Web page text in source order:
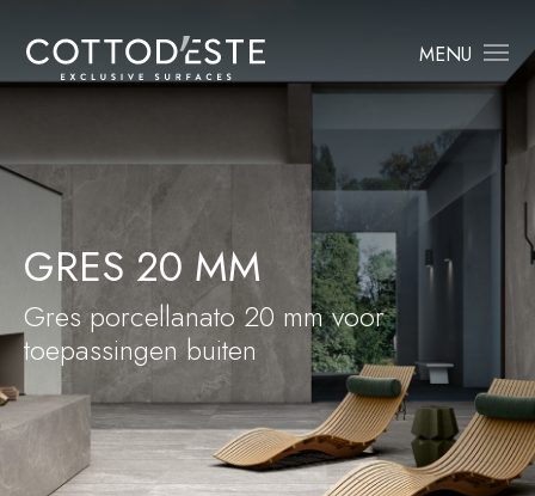
MENU
GRES 20 MM
Gres porcellanato 20 mm voor
toepassingen buiten